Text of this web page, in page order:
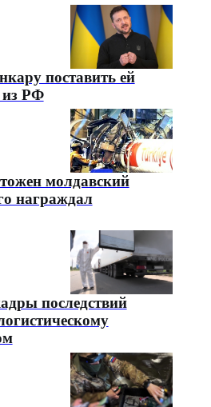
поставить ей
из РФ
молдавский
награждал
последствий